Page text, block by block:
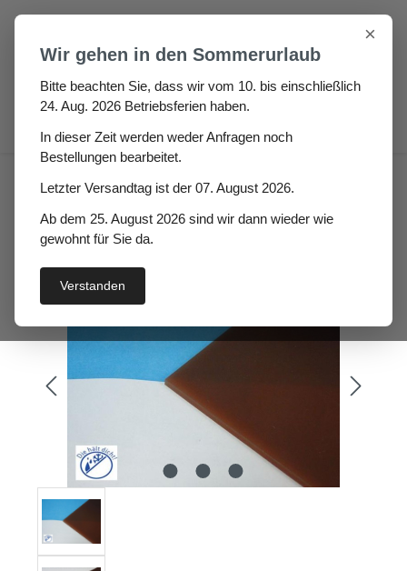
Zum Hauptinhalt springen
Polyurethanplatte 70° braun
Nadelo Höhe: 5mm
Bildergalerie überspringen
×
Wir gehen in den Sommerurlaub
Bitte beachten Sie, dass wir vom 10. bis einschließlich
24. Aug. 2026 Betriebsferien haben.
In dieser Zeit werden weder Anfragen noch
Bestellungen bearbeitet.
Letzter Versandtag ist der 07. August 2026.
Ab dem 25. August 2026 sind wir dann wieder wie
gewohnt für Sie da.
Verstanden